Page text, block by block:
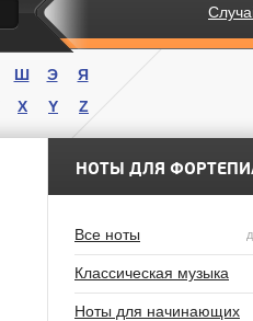
Ш Э
Я
X Y Z
НОТЫ ДЛЯ
Все ноты
Классическая музыка
Ноты для начинающих